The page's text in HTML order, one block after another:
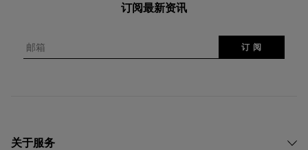
订阅最新资讯
邮箱 订 阅
关于服务